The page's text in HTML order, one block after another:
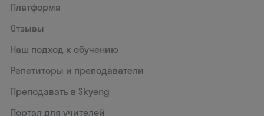
Платформа
Отзывы
Наш подход к обучению
Репетиторы и преподаватели
Преподавать в Skyeng
Портал для учителей